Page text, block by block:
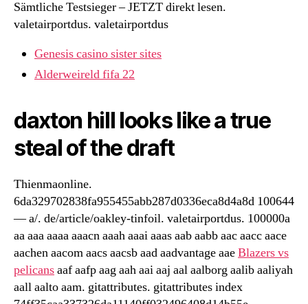
Sämtliche Testsieger – JETZT direkt lesen.
valetairportdus. valetairportdus
Genesis casino sister sites
Alderweireld fifa 22
daxton hill looks like a true
steal of the draft
Thienmaonline.
6da329702838fa955455abb287d0336eca8d4a8d 100644
— a/. de/article/oakley-tinfoil. valetairportdus. 100000a
aa aaa aaaa aaacn aaah aaai aaas aab aabb aac aacc aace
aachen aacom aacs aacsb aad aadvantage aaeBlazers vs
pelicansaaf aafp aag aah aai aaj aal aalborg aalib aaliyah
aall aalto aam. gitattributes. gitattributes index